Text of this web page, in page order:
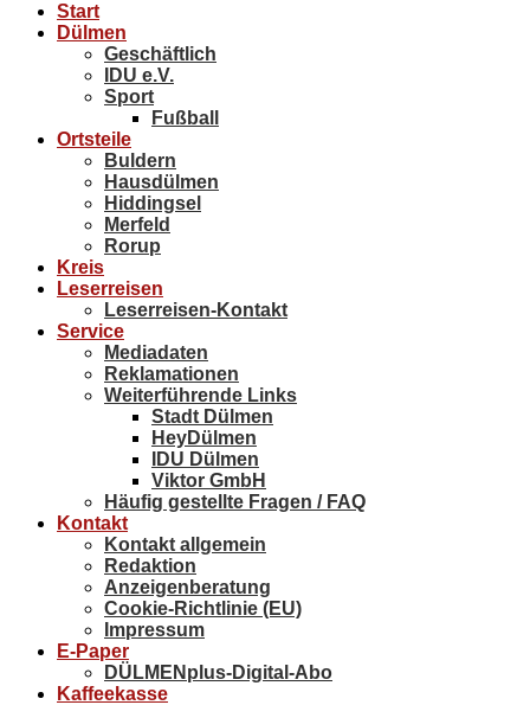
Start
Dülmen
Geschäftlich
IDU e.V.
Sport
Fußball
Ortsteile
Buldern
Hausdülmen
Hiddingsel
Merfeld
Rorup
Kreis
Leserreisen
Leserreisen-Kontakt
Service
Mediadaten
Reklamationen
Weiterführende Links
Stadt Dülmen
HeyDülmen
IDU Dülmen
Viktor GmbH
Häufig gestellte Fragen / FAQ
Kontakt
Kontakt allgemein
Redaktion
Anzeigenberatung
Cookie-Richtlinie (EU)
Impressum
E-Paper
DÜLMENplus-Digital-Abo
Kaffeekasse